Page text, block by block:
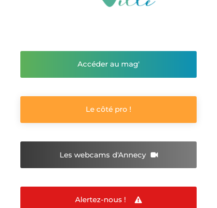
Accéder au mag'
Le côté pro !
Les webcams d'Annecy
Alertez-nous !